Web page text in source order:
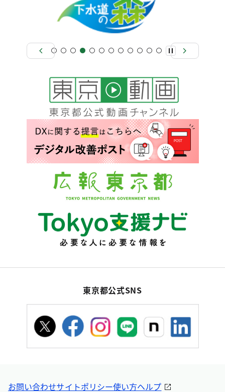
東京都公式SNS
お問い合わせサイトポリシー使い方ヘルプ